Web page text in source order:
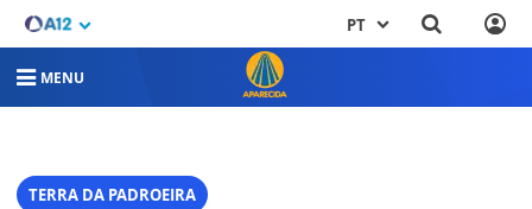
PT
MENU
TERRA DA PADROEIRA